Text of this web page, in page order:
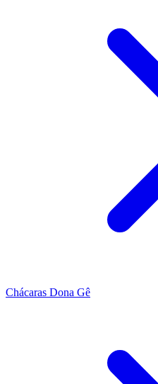
Chácaras Dona Gê